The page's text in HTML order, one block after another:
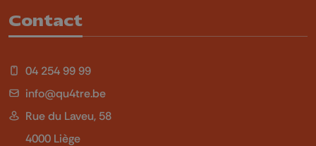
Contact
04 254 99 99
info@qu4tre.be
Rue du Laveu, 58
4000 Liège